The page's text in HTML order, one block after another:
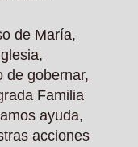
de María,
de gobernar,
Familia
ayuda,
acciones